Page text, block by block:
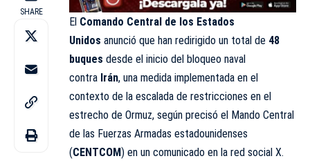
SHARE
El Comando Central de los Estados
Unidos anunció que han redirigido un total de 48
buques desde el inicio del bloqueo naval
contra Irán, una medida implementada en el
contexto de la escalada de restricciones en el
estrecho de Ormuz, según precisó el Mando Central
de las Fuerzas Armadas estadounidenses
(CENTCOM) en un comunicado en la red social X.